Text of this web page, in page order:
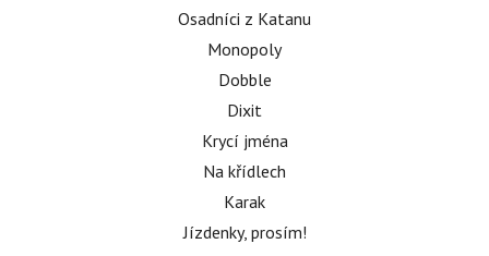
Osadníci z Katanu
Monopoly
Dobble
Dixit
Krycí jména
Na křídlech
Karak
Jízdenky, prosím!